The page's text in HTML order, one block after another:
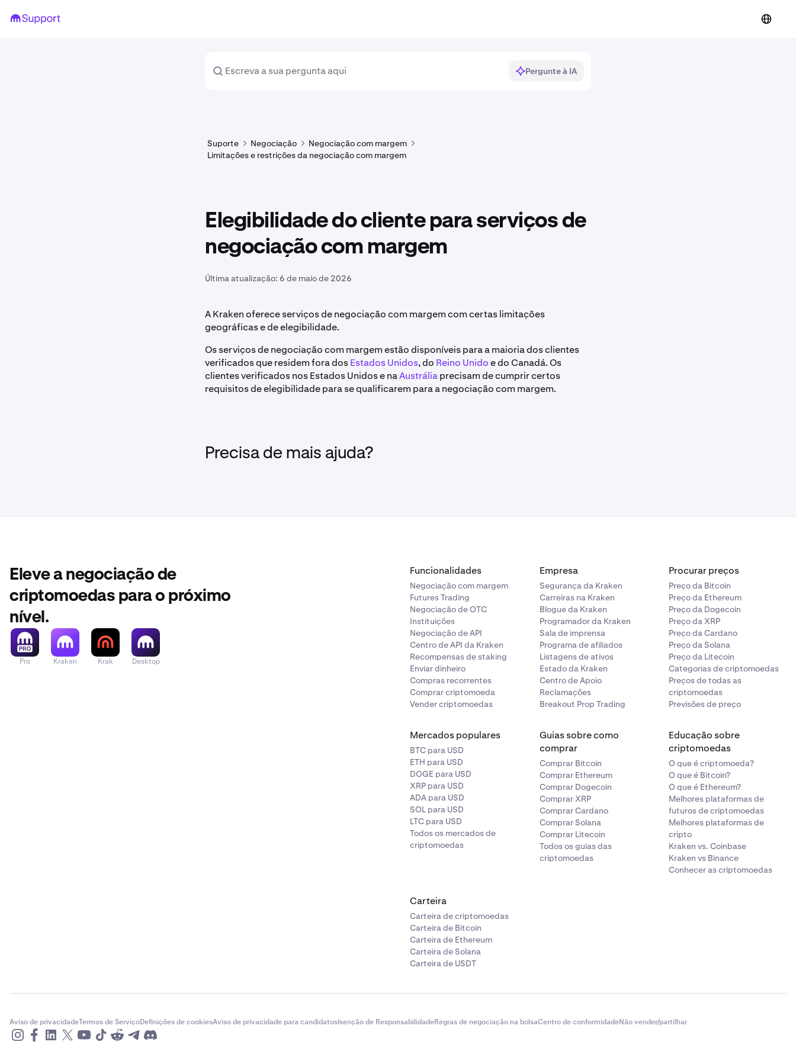
Pergunte à IA
Suporte Negociação
Negociação com margem
Limitações e restrições da negociação com margem
Elegibilidade do cliente para serviços de
negociação com margem
Última atualização: 6 de maio de 2026
A Kraken oferece serviços de negociação com margem com certas limitações
geográficas e de elegibilidade.
Os serviços de negociação com margem estão disponíveis para a maioria dos clientes
verificados que residem fora dosEstados Unidos, do Reino Unidoe do Canadá. Os
clientes verificados nos Estados Unidos e naAustráliaprecisam de cumprir certos
requisitos de elegibilidade para se qualificarem para a negociação com margem.
Precisa de mais ajuda?
Eleve a negociação de
criptomoedas para o próximo
nível.
Pro Kraken Krak Desktop
Funcionalidades
Negociação com margem
Futures Trading
Negociação de OTC
Instituições
Negociação de API
Centro de API da Kraken
Recompensas de staking
Enviar dinheiro
Compras recorrentes
Comprar criptomoeda
Vender criptomoedas
Empresa
Segurança da Kraken
Carreiras na Kraken
Blogue da Kraken
Programador da Kraken
Sala de imprensa
Programa de afiliados
Listagens de ativos
Estado da Kraken
Centro de Apoio
Reclamações
Breakout Prop Trading
Procurar preços
Preço da Bitcoin
Preço da Ethereum
Preço da Dogecoin
Preço da XRP
Preço da Cardano
Preço da Solana
Preço da Litecoin
Categorias de criptomoedas
Preços de todas as
criptomoedas
Previsões de preço
Mercados populares
BTC para USD
ETH para USD
DOGE para USD
XRP para USD
ADA para USD
SOL para USD
LTC para USD
Todos os mercados de
criptomoedas
Guias sobre como
comprar
Comprar Bitcoin
Comprar Ethereum
Comprar Dogecoin
Comprar XRP
Comprar Cardano
Comprar Solana
Comprar Litecoin
Todos os guias das
criptomoedas
Educação sobre
criptomoedas
O que é criptomoeda?
O que é Bitcoin?
O que é Ethereum?
Melhores plataformas de
futuros de criptomoedas
Melhores plataformas de
cripto
Kraken vs. Coinbase
Kraken vs Binance
Conhecer as criptomoedas
Carteira
Carteira de criptomoedas
Carteira de Bitcoin
Carteira de Ethereum
Carteira de Solana
Carteira de USDT
Aviso de privacidadeTermos de ServiçoDefinições de cookiesAviso de privacidade para candidatosIsenção de ResponsabilidadeRegras de negociação na bolsaCentro de conformidadeNão vender/partilhar